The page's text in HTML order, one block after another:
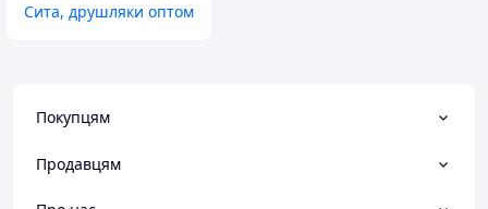
Сита, друшляки оптом
Покупцям
Продавцям